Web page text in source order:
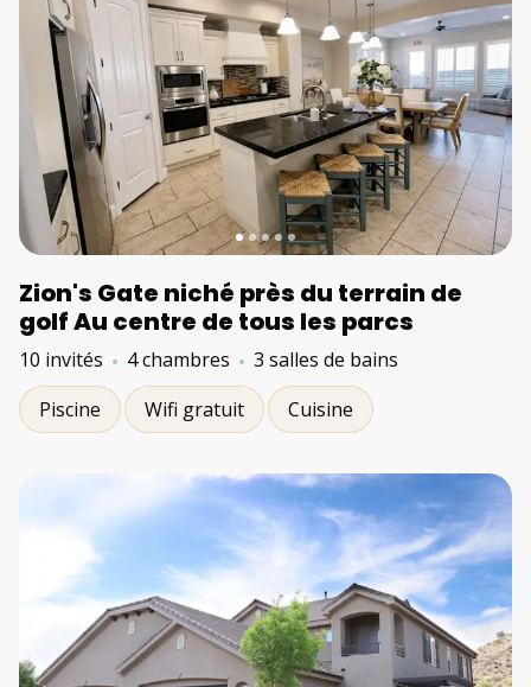
Zion's Gate niché près du terrain de
golf Au centre de tous les parcs
10 invités 4 chambres
3 salles de bains
Piscine
Wifi gratuit Cuisine